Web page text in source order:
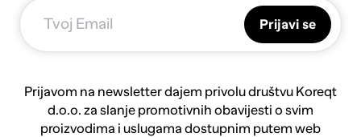
Prijavi se
Prijavom na newsletter dajem privolu društvu Koreqt
d.o.o. za slanje promotivnih obavijesti o svim
proizvodima i uslugama dostupnim putem web